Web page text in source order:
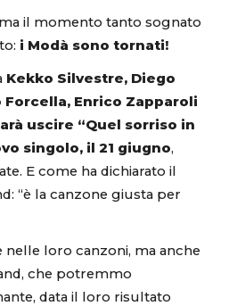
il momento tanto sognato
i Modà sono tornati!
Kekko Silvestre, Diego
Enrico Zapparoli
uscire “Quel sorriso in
singolo, il 21 giugno,
E come ha dichiarato il
“è la canzone giusta per
nelle loro canzoni, ma anche
che potremmo
data il loro risultato